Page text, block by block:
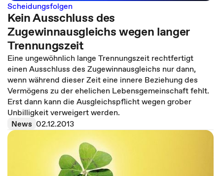
Scheidungsfolgen
Kein Ausschluss des
Zugewinnausgleichs wegen langer
Trennungszeit
Eine ungewöhnlich lange Trennungszeit rechtfertigt
einen Ausschluss des Zugewinnausgleichs nur dann,
wenn während dieser Zeit eine innere Beziehung des
Vermögens zu der ehelichen Lebensgemeinschaft fehlt.
Erst dann kann die Ausgleichspflicht wegen grober
Unbilligkeit verweigert werden.
News 02.12.2013